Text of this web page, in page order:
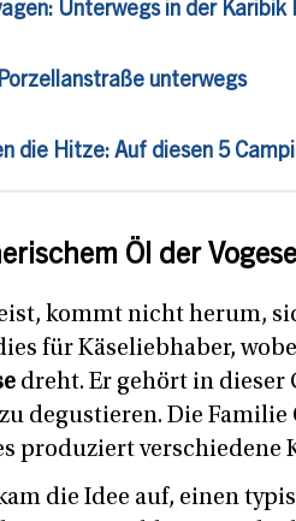
Unterwegs in der Karibik
unterwegs
die Hitze: Auf diesen 5
Öl der
kommt nicht herum,
für Käseliebhaber,
dreht. Er gehört in dieser
degustieren. Die
produziert verschiedene
die Idee auf, einen